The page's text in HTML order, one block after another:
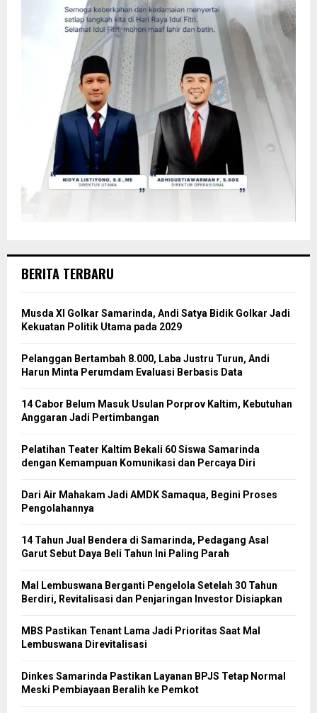
BERITA TERBARU
Musda XI Golkar Samarinda, Andi Satya Bidik Golkar Jadi
Kekuatan Politik Utama pada 2029
Pelanggan Bertambah 8.000, Laba Justru Turun, Andi
Harun Minta Perumdam Evaluasi Berbasis Data
14 Cabor Belum Masuk Usulan Porprov Kaltim, Kebutuhan
Anggaran Jadi Pertimbangan
Pelatihan Teater Kaltim Bekali 60 Siswa Samarinda
dengan Kemampuan Komunikasi dan Percaya Diri
Dari Air Mahakam Jadi AMDK Samaqua, Begini Proses
Pengolahannya
14 Tahun Jual Bendera di Samarinda, Pedagang Asal
Garut Sebut Daya Beli Tahun Ini Paling Parah
Mal Lembuswana Berganti Pengelola Setelah 30 Tahun
Berdiri, Revitalisasi dan Penjaringan Investor Disiapkan
MBS Pastikan Tenant Lama Jadi Prioritas Saat Mal
Lembuswana Direvitalisasi
Dinkes Samarinda Pastikan Layanan BPJS Tetap Normal
Meski Pembiayaan Beralih ke Pemkot